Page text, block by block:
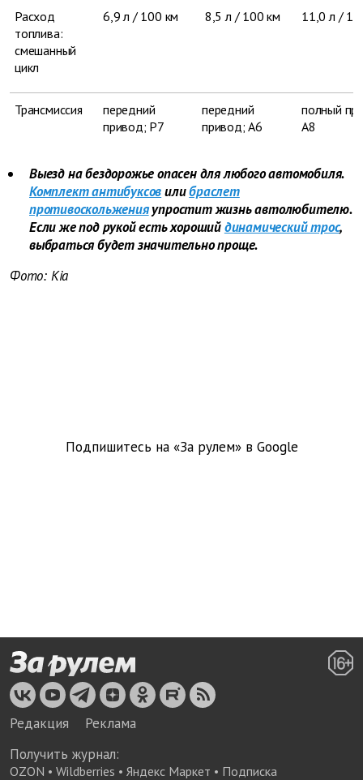
Расход
топлива:
смешанный
цикл
6,9 л / 100 км 8,5 л / 100 км 11,0 л /
Трансмиссия
передний
привод; Р7
передний
привод; А6
полный
А8
Выезд на бездорожье опасен для любого автомобиля.
Комплект антибуксовилибраслет
противоскольженияупростит жизнь автолюбителю.
Если же под рукой есть хорошийдинамический трос,
выбраться будет значительно проще.
Фото: Kia
Подпишитесь на «За рулем» в Google
Редакция
Реклама
Получить журнал:
OZON • Wildberries • Яндекс Маркет • Подписка